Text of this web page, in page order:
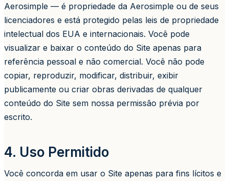
Aerosimple — é propriedade da Aerosimple ou de seus
licenciadores e está protegido pelas leis de propriedade
intelectual dos EUA e internacionais. Você pode
visualizar e baixar o conteúdo do Site apenas para
referência pessoal e não comercial. Você não pode
copiar, reproduzir, modificar, distribuir, exibir
publicamente ou criar obras derivadas de qualquer
conteúdo do Site sem nossa permissão prévia por
escrito.
4. Uso Permitido
Você concorda em usar o Site apenas para fins lícitos e